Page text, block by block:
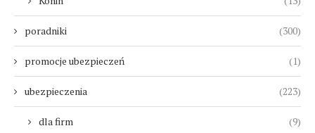
poradniki (300)
promocje ubezpieczeń (1)
ubezpieczenia (223)
dla firm (9)